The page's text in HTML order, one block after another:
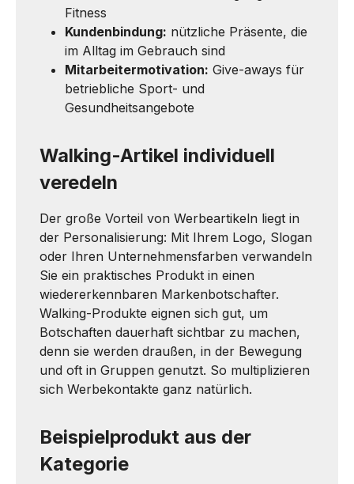
Fitness
Kundenbindung: nützliche Präsente, die
im Alltag im Gebrauch sind
Mitarbeitermotivation: Give-aways für
betriebliche Sport- und
Gesundheitsangebote
Walking-Artikel individuell
veredeln
Der große Vorteil von Werbeartikeln liegt in
der Personalisierung: Mit Ihrem Logo, Slogan
oder Ihren Unternehmensfarben verwandeln
Sie ein praktisches Produkt in einen
wiedererkennbaren Markenbotschafter.
Walking-Produkte eignen sich gut, um
Botschaften dauerhaft sichtbar zu machen,
denn sie werden draußen, in der Bewegung
und oft in Gruppen genutzt. So multiplizieren
sich Werbekontakte ganz natürlich.
Beispielprodukt aus der
Kategorie